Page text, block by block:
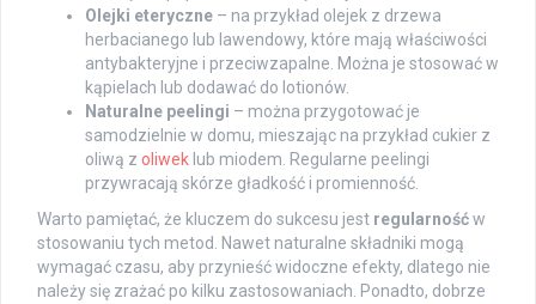
Olejki eteryczne – na przykład olejek z drzewa
herbacianego lub lawendowy, które mają właściwości
antybakteryjne i przeciwzapalne. Można je stosować w
kąpielach lub dodawać do lotionów.
Naturalne peelingi – można przygotować je
samodzielnie w domu, mieszając na przykład cukier z
oliwą z oliwek lub miodem. Regularne peelingi
przywracają skórze gładkość i promienność.
Warto pamiętać, że kluczem do sukcesu jest regularnośćw
stosowaniu tych metod. Nawet naturalne składniki mogą
wymagać czasu, aby przynieść widoczne efekty, dlatego nie
należy się zrażać po kilku zastosowaniach. Ponadto, dobrze